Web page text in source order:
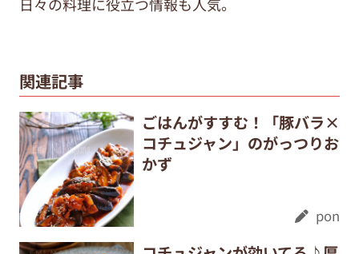
関連記事
ごはんがすすむ！「豚バラ×
コチュジャン」のがっつりお
かず
pon